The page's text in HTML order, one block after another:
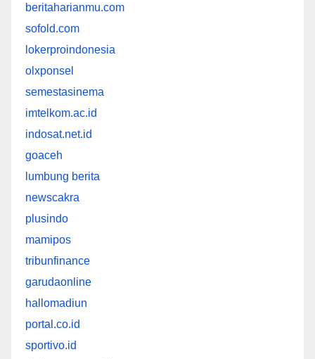
beritaharianmu.com
sofold.com
lokerproindonesia
olxponsel
semestasinema
imtelkom.ac.id
indosat.net.id
goaceh
lumbung berita
newscakra
plusindo
mamipos
tribunfinance
garudaonline
hallomadiun
portal.co.id
sportivo.id